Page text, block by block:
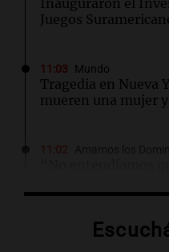
Juegos
11:03 Mundo
Tragedia en Nueva
mueren una mujer
argentinos